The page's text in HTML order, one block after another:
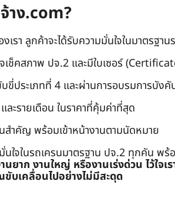
าง.com?
งเรา ลูกค้าจะได้รับความมั่นใจในมาตรฐา
ช็คสภาพ ปจ.2 และมีใบเซอร์
ขี่ประเภทที่ 4 และผ่านการอบรมการ
ละรายเดือน ในราคาที่คุ้มค่าที่สุด
สำคัญ พร้อมเข้าหน้างานตามนัดหมาย
นใจในรถเครนมาตรฐาน ปจ.2 ทุกคัน
นยาก งานใหญ่ หรืองานเร่งด่วน ไว้ใจ
บเคลื่อนไปอย่างไม่มีสะดุด